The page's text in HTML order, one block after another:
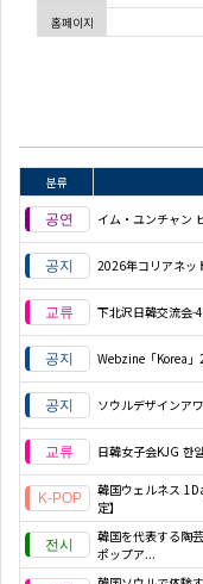
홈페이지
분류
イム・ユンチャン
2026年コリアネッ
下北沢日韓交流会-
Webzine「Korea
ソウルデザインア
日韓女子会KJG 한
韓国ウェルネス
定】
韓国を代表する陶
ポップア...